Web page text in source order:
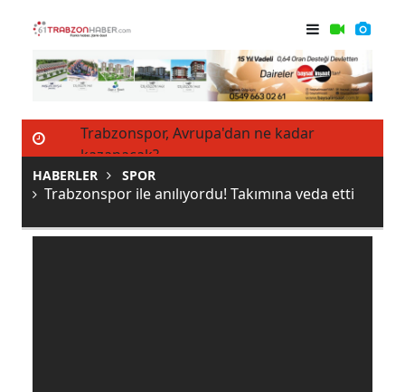
Trabzonspor, Avrupa'dan ne kadar
kazanacak?
HABERLER SPOR
Trabzonspor ile anılıyordu! Takımına veda etti